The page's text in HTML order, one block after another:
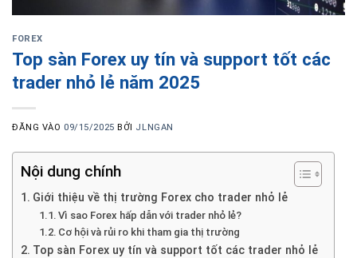
FOREX
Top sàn Forex uy tín và support tốt các
trader nhỏ lẻ năm 2025
ĐĂNG VÀO 09/15/2025 BỞI JLNGAN
Nội dung chính
Giới thiệu về thị trường Forex cho trader nhỏ lẻ
Vì sao Forex hấp dẫn với trader nhỏ lẻ?
Cơ hội và rủi ro khi tham gia thị trường
Top sàn Forex uy tín và support tốt các trader nhỏ lẻ